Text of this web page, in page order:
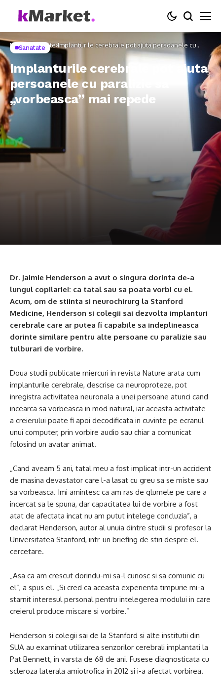
Home Sanatate Implanturile cerebrale pot ajuta persoanele cu
paralizie sa „vorbeasca” mai repede
Sanatate
Implanturile cerebrale pot ajuta
persoanele cu paralizie sa
„vorbeasca” mai repede
Dr. Jaimie Henderson a avut o singura dorinta de-a
lungul copilariei: ca tatal sau sa poata vorbi cu el.
Acum, om de stiinta si neurochirurg la Stanford
Medicine, Henderson si colegii sai dezvolta implanturi
cerebrale care ar putea fi capabile sa indeplineasca
dorinte similare pentru alte persoane cu paralizie sau
tulburari de vorbire.
Doua studii publicate miercuri in revista Nature arata cum
implanturile cerebrale, descrise ca neuroproteze, pot
inregistra activitatea neuronala a unei persoane atunci cand
incearca sa vorbeasca in mod natural, iar aceasta activitate
a creierului poate fi apoi decodificata in cuvinte pe ecranul
unui computer, prin vorbire audio sau chiar a comunicat
folosind un avatar animat.
„Cand aveam 5 ani, tatal meu a fost implicat intr-un accident
de masina devastator care l-a lasat cu greu sa se miste sau
sa vorbeasca. Imi amintesc ca am ras de glumele pe care a
incercat sa le spuna, dar capacitatea lui de vorbire a fost
atat de afectata incat nu am putut intelege concluzia”, a
declarat Henderson, autor al unuia dintre studii si profesor la
Universitatea Stanford, intr-un briefing de stiri despre el.
cercetare.
„Asa ca am crescut dorindu-mi sa-l cunosc si sa comunic cu
el”, a spus el. „Si cred ca aceasta experienta timpurie mi-a
starnit interesul personal pentru intelegerea modului in care
creierul produce miscare si vorbire.”
Henderson si colegii sai de la Stanford si alte institutii din
SUA au examinat utilizarea senzorilor cerebrali implantati la
Pat Bennett, in varsta de 68 de ani. Fusese diagnosticata cu
scleroza laterala amiotrofica in 2012 si i-a afectat vorbirea.